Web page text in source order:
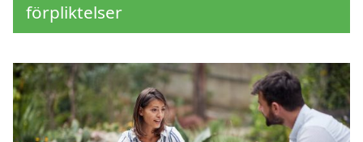
förpliktelser